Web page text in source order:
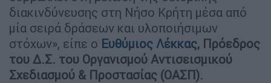
διακινδύνευσης στη Νήσο Κρήτη μέσα από
μία σειρά δράσεων και υλοποιήσιμων
στόχων», είπε ο Ευθύμιος Λέκκας, Πρόεδρος
του Δ.Σ. του Οργανισμού Αντισεισμικού
Σχεδιασμού & Προστασίας (ΟΑΣΠ).